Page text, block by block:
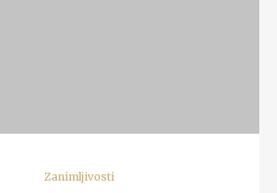
Zanimljivosti